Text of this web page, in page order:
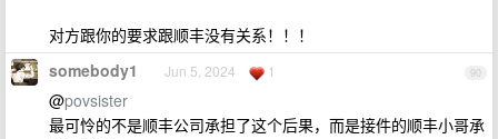
对方跟你的要求跟顺丰没有关系！！！
90
somebody1 Jun 5, 2024 1
@povsister
最可怜的不是顺丰公司承担了这个后果，而是接件的顺丰小哥承